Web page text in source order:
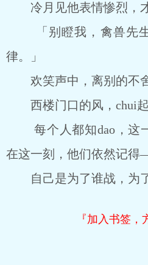
冷月见他表情惨烈，才
「别瞪我，禽兽先生
律。」
欢笑声中，离别的不舍
西楼门口的风，chui起
每个人都知dao，这
在这一刻，他们依然记
自己是为了谁战，为了
『加入书签，